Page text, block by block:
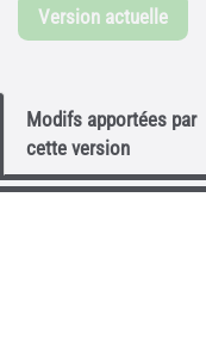
Version actuelle
Modifs apportées par
cette version